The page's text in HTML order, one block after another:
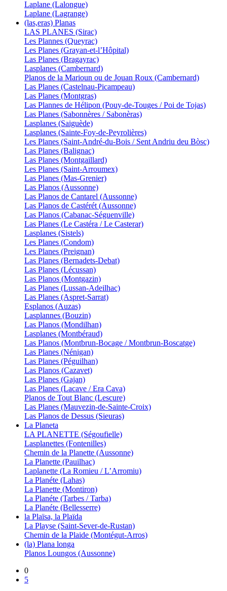
Laplane (Lalongue)
Laplane (Lagrange)
(las,eras) Planas
LAS PLANES (Sirac)
Les Plannes (Queyrac)
Les Planes (Grayan-et-l’Hôpital)
Las Planes (Bragayrac)
Lasplanes (Cambernard)
Planos de la Marioun ou de Jouan Roux (Cambernard)
Las Planes (Castelnau-Picampeau)
Las Planes (Montgras)
Las Plannes de Hélipon (Pouy-de-Touges / Poi de Tojas)
Las Planes (Sabonnères / Sabonèras)
Lasplanes (Saiguède)
Lasplanes (Sainte-Foy-de-Peyrolières)
Les Planes (Saint-André-du-Bois / Sent Andriu deu Bòsc)
Las Planes (Balignac)
Las Planes (Montgaillard)
Les Planes (Saint-Arroumex)
Las Planes (Mas-Grenier)
Las Planos (Aussonne)
Las Planos de Cantarel (Aussonne)
Las Planos de Castérét (Aussonne)
Las Planos (Cabanac-Séguenville)
Las Planes (Le Castéra / Le Casterar)
Lasplanes (Sistels)
Les Planes (Condom)
Les Planes (Preignan)
Las Planes (Bernadets-Debat)
Las Planes (Lécussan)
Las Planos (Montgazin)
Las Planes (Lussan-Adeilhac)
Las Planes (Aspret-Sarrat)
Esplanos (Auzas)
Lasplannes (Bouzin)
Las Planos (Mondilhan)
Lasplanes (Montbéraud)
Las Planos (Montbrun-Bocage / Montbrun-Boscatge)
Las Planes (Nénigan)
Las Planes (Péguilhan)
Las Planos (Cazavet)
Las Planes (Gajan)
Las Planes (Lacave / Era Cava)
Planos de Tout Blanc (Lescure)
Las Planes (Mauvezin-de-Sainte-Croix)
Las Planos de Dessus (Sieuras)
La Planeta
LA PLANETTE (Ségoufielle)
Lasplanettes (Fontenilles)
Chemin de la Planette (Aussonne)
La Planette (Pauilhac)
Laplanette (La Romieu / L’Arromiu)
La Planéte (Lahas)
La Planette (Montiron)
La Planéte (Tarbes / Tarba)
La Planéte (Bellesserre)
la Plaïsa, la Plaïda
La Playse (Saint-Sever-de-Rustan)
Chemin de la Plaide (Montégut-Arros)
(la) Plana longa
Planos Loungos (Aussonne)
0
5